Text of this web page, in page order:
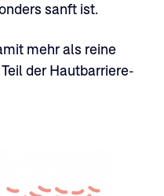
sanft ist.
mehr als reine
der Hautbarriere-